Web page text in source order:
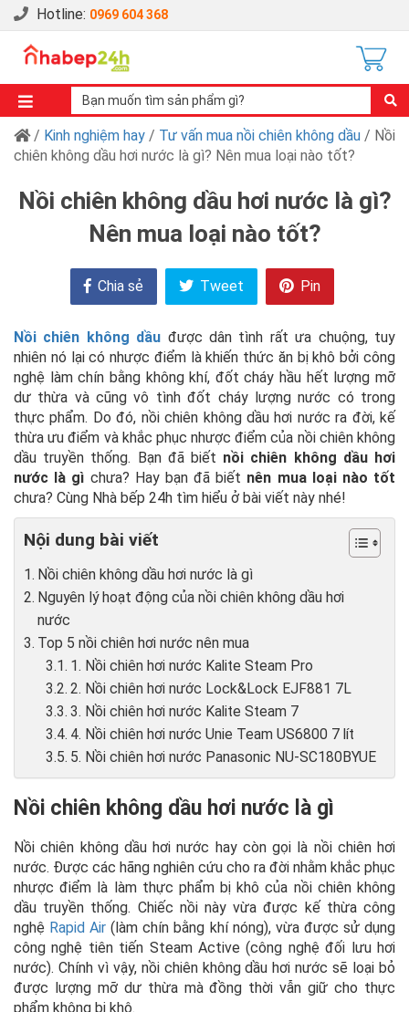
Hotline: 0969 604 368
/ Kinh nghiệm hay / Tư vấn mua nồi chiên không dầu / Nồi
chiên không dầu hơi nước là gì? Nên mua loại nào tốt?
Nồi chiên không dầu hơi nước là gì?
Nên mua loại nào tốt?
Chia sẻ Tweet Pin
Nồi chiên không dầu được dân tình rất ưa chuộng, tuy
nhiên nó lại có nhược điểm là khiến thức ăn bị khô bởi công
nghệ làm chín bằng không khí, đốt cháy hầu hết lượng mỡ
dư thừa và cũng vô tình đốt cháy lượng nước có trong
thực phẩm. Do đó, nồi chiên không dầu hơi nước ra đời, kế
thừa ưu điểm và khắc phục nhược điểm của nồi chiên không
dầu truyền thống. Bạn đã biết nồi chiên không dầu hơi
nước là gì chưa? Hay bạn đã biết nên mua loại nào tốt
chưa? Cùng Nhà bếp 24h tìm hiểu ở bài viết này nhé!
Nội dung bài viết
Nồi chiên không dầu hơi nước là gì
Nguyên lý hoạt động của nồi chiên không dầu hơi
nước
Top 5 nồi chiên hơi nước nên mua
1. Nồi chiên hơi nước Kalite Steam Pro
2. Nồi chiên hơi nước Lock&Lock EJF881 7L
3. Nồi chiên hơi nước Kalite Steam 7
4. Nồi chiên hơi nước Unie Team US6800 7 lít
5. Nồi chiên hơi nước Panasonic NU-SC180BYUE
Nồi chiên không dầu hơi nước là gì
Nồi chiên không dầu hơi nước hay còn gọi là nồi chiên hơi
nước. Được các hãng nghiên cứu cho ra đời nhằm khắc phục
nhược điểm là làm thực phẩm bị khô của nồi chiên không
dầu truyền thống. Chiếc nồi này vừa được kế thừa công
nghệ Rapid Air (làm chín bằng khí nóng), vừa được sử dụng
công nghệ tiên tiến Steam Active (công nghệ đối lưu hơi
nước). Chính vì vậy, nồi chiên không dầu hơi nước sẽ loại bỏ
được lượng mỡ dư thừa mà đồng thời vẫn giữ cho thực
phẩm không bị khô.